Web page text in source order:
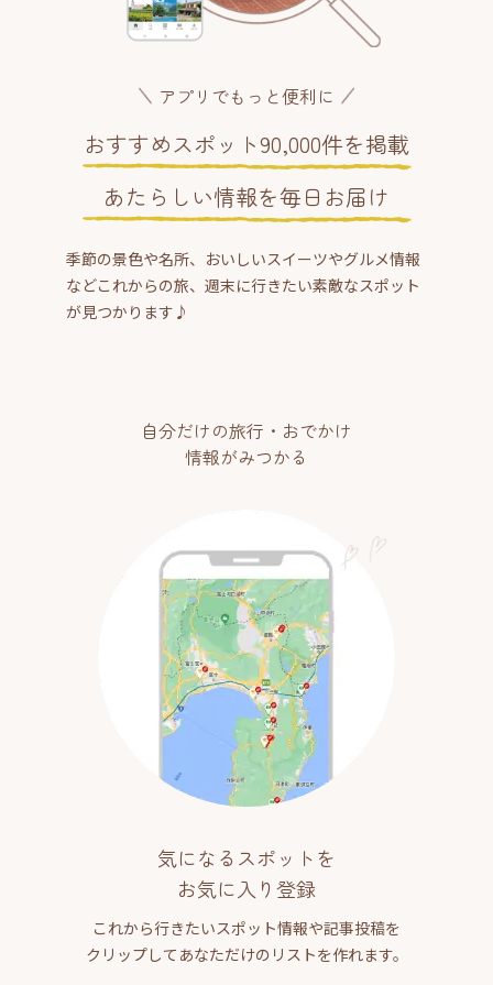
アプリでもっと便利に
おすすめスポット90,000件を掲載
あたらしい情報を毎日お届け
季節の景色や名所、おいしいスイーツやグルメ情報
などこれからの旅、週末に行きたい素敵なスポット
が見つかります♪
自分だけの旅行・おでかけ
情報がみつかる
気になるスポットを
お気に入り登録
これから行きたいスポット情報や記事投稿を
クリップしてあなただけのリストを作れます。